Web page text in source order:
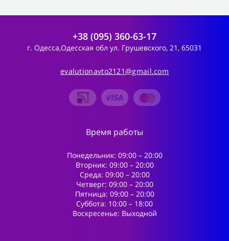
+38 (095) 360-63-17
г. Одесса,Одесская обл ул. Грушевского, 21, 65031
evalutionavto2121@gmail.com
Время работы
Понедельник: 09:00 – 20:00
Вторник: 09:00 – 20:00
Среда: 09:00 – 20:00
Четверг: 09:00 – 20:00
Пятница: 09:00 – 20:00
Суббота: 10:00 – 18:00
Воскресенье: Выходной